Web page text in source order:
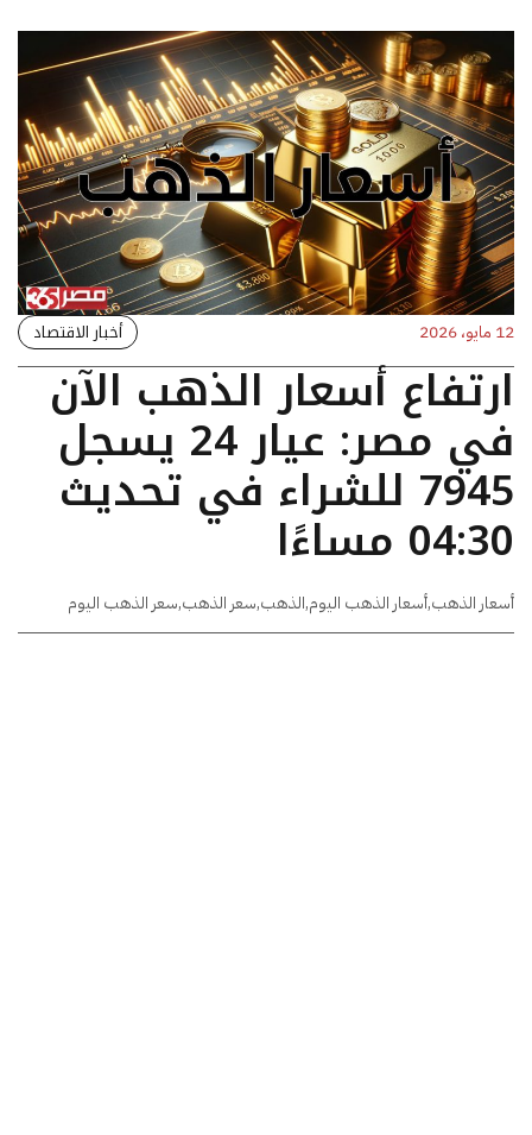
12 مايو، 2026 أخبار الاقتصاد
ارتفاع أسعار الذهب الآن
في مصر: عيار 24 يسجل
7945 للشراء في تحديث
04:30 مساءًا
أسعار الذهب,أسعار الذهب اليوم,الذهب,سعر الذهب,سعر الذهب اليوم